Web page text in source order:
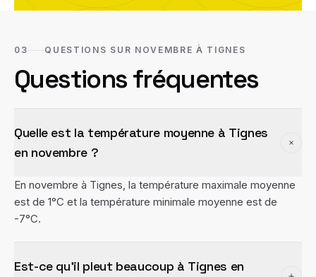
03 QUESTIONS SUR NOVEMBRE À TIGNES
Questions fréquentes
Quelle est la température moyenne à Tignes
en novembre ?
En novembre à Tignes, la température maximale moyenne
est de 1°C et la température minimale moyenne est de
-7°C.
Est-ce qu'il pleut beaucoup à Tignes en